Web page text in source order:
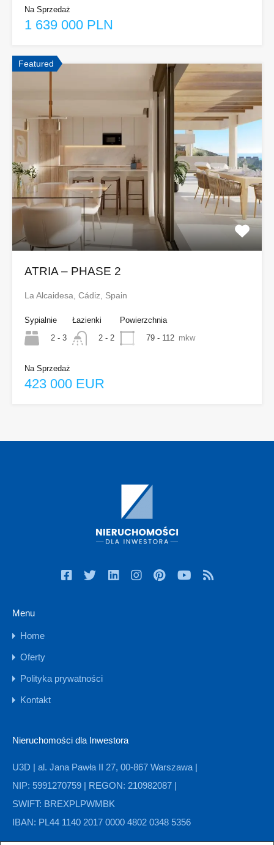
Na Sprzedaż
1 639 000 PLN
Featured
ATRIA – PHASE 2
La Alcaidesa, Cádiz, Spain
Sypialnie
2 - 3
Łazienki
2 - 2
Powierzchnia
79 - 112 mkw
Na Sprzedaż
423 000 EUR
Menu
Home
Oferty
Polityka prywatności
Kontakt
Nieruchomości dla Inwestora
U3D | al. Jana Pawła II 27, 00-867 Warszawa |
NIP: 5991270759 | REGON: 210982087 |
SWIFT: BREXPLPWMBK
IBAN: PL44 1140 2017 0000 4802 0348 5356